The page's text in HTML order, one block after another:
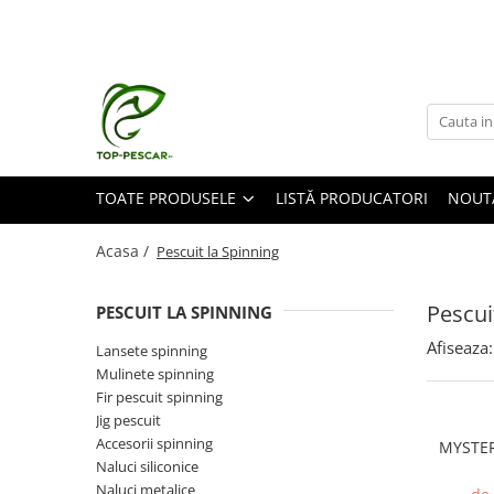
Pescuit la Crap
Echipament de bază
Lansete crap
Mulinete crap
Momeală cârlig crap
TOATE PRODUSELE LISTĂ PRODUCATORI
Acasa / Pescuit la Spinning
PESCUIT LA SPINNING
Lansete spinning
Mulinete spinning
Fir pescuit spinning
Jig pescuit
Accesorii spinning
Naluci siliconice
Naluci metalice
Afiseaza: